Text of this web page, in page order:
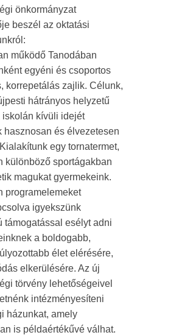
önkormányzat
beszél az oktatási
működő Tanodában
egyéni és csoportos
korrepetálás zajlik. Célunk,
hátrányos helyzetű
iskolán kívüli idejét
hasznosan és élvezetesen
egy tornatermet,
különböző sportágakban
magukat gyermekeink.
programelemeket
igyekszünk
támogatással esélyt adni
a boldogabb,
élet elérésére,
elkerülésére. Az új
törvény lehetőségeivel
intézményesíteni
házunkat, amely
is példaértékűvé válhat.